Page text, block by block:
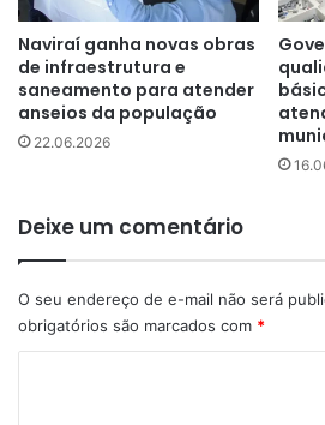
Naviraí ganha novas obras
de infraestrutura e
saneamento para atender
anseios da população
22.06.2026
Deixe um comentário
O seu endereço de e-mail não será
obrigatórios são marcados com *